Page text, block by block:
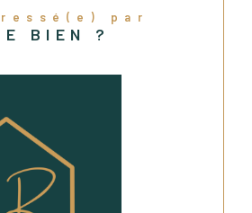
par
BIEN ?